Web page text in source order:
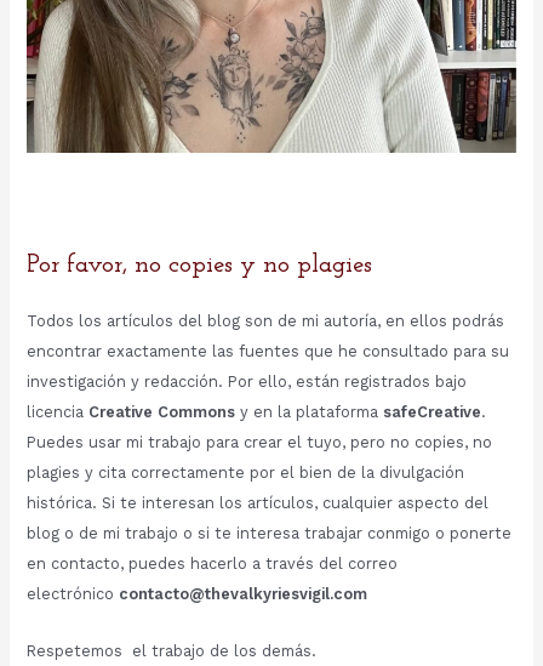
Por favor, no copies y no plagies
Todos los artículos del blog son de mi autoría, en ellos podrás
encontrar exactamente las fuentes que he consultado para su
investigación y redacción. Por ello, están registrados bajo
licencia Creative Commonsy en la plataforma safeCreative.
Puedes usar mi trabajo para crear el tuyo, pero no copies, no
plagies y cita correctamente por el bien de la divulgación
histórica. Si te interesan los artículos, cualquier aspecto del
blog o de mi trabajo o si te interesa trabajar conmigo o ponerte
en contacto, puedes hacerlo a través del correo
electrónico contacto@thevalkyriesvigil.com
Respetemos el trabajo de los demás.